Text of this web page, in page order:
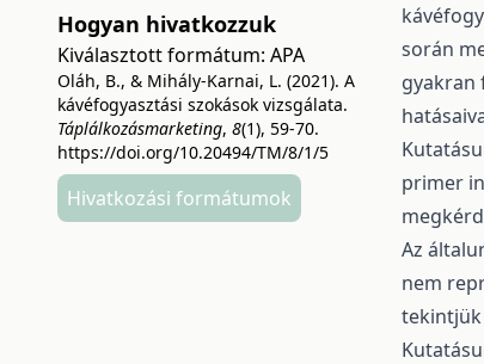
Hogyan hivatkozzuk
Kiválasztott formátum: APA
Oláh, B., & Mihály-Karnai, L. (2021). A
kávéfogyasztási szokások vizsgálata.
Táplálkozásmarketing, 8(1), 59-70.
https://doi.org/10.20494/TM/8/1/5
Hivatkozási formátumok
során
gyakran
primer
Az
nem
tekintjük